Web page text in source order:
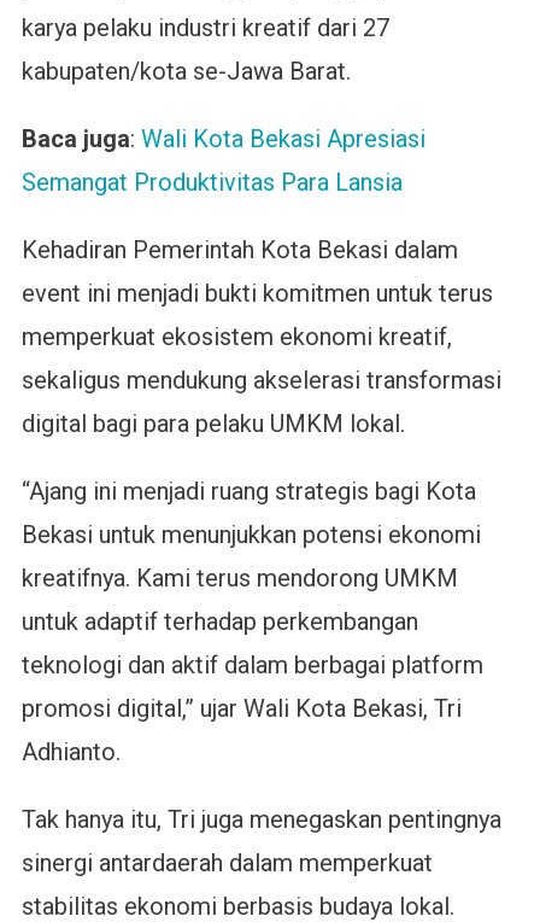
karya pelaku industri kreatif dari 27
kabupaten/kota se-Jawa Barat.
Baca juga: Wali Kota Bekasi Apresiasi
Semangat Produktivitas Para Lansia
Kehadiran Pemerintah Kota Bekasi dalam
event ini menjadi bukti komitmen untuk terus
memperkuat ekosistem ekonomi kreatif,
sekaligus mendukung akselerasi transformasi
digital bagi para pelaku UMKM lokal.
“Ajang ini menjadi ruang strategis bagi Kota
Bekasi untuk menunjukkan potensi ekonomi
kreatifnya. Kami terus mendorong UMKM
untuk adaptif terhadap perkembangan
teknologi dan aktif dalam berbagai platform
promosi digital,” ujar Wali Kota Bekasi, Tri
Adhianto.
Tak hanya itu, Tri juga menegaskan pentingnya
sinergi antardaerah dalam memperkuat
stabilitas ekonomi berbasis budaya lokal.